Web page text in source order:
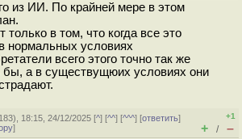
из ИИ. По крайней мере в этом
только в том, что когда все это
нормальных условиях
всего этого точно так же
бы, а в существущюих условиях они
183), 18:15, 24/12/2025 [^] [^^] [^^^] [ответить]
]
+1
+ / –